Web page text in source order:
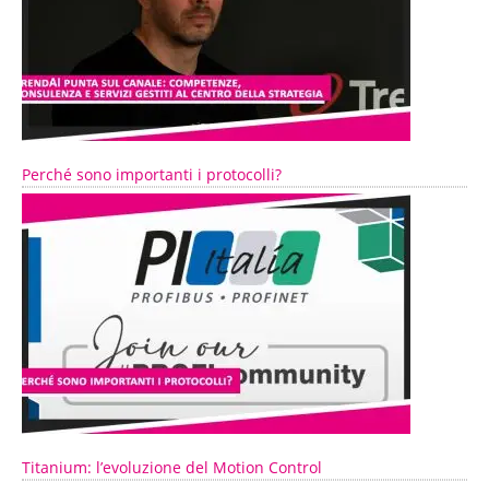
Perché sono importanti i protocolli?
Titanium: l’evoluzione del Motion Control